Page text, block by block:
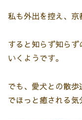
私も外出を控え、京
すると知らず知ら
いくようです。
でも、愛犬との散
でほっと癒される気